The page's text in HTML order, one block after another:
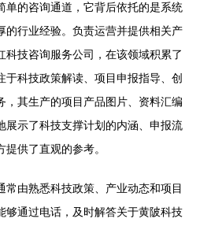
单的咨询通道，它背后依托的是系统
的行业经验。负责运营并提供相关产
科技咨询服务公司，在该领域积累了
科技政策解读、项目申报指导、创
，其生产的项目产品图片、资料汇编
展示了科技支撑计划的内涵、申报流
供了直观的参考。
常由熟悉科技政策、产业动态和项目
够通过电话，及时解答关于黄陂科技